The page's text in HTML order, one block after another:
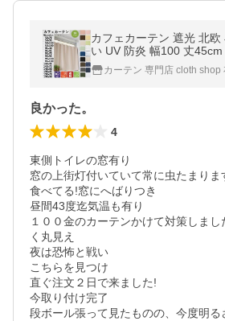
カフェカーテン 遮光 北欧 小窓 おし
い UV 防炎 幅100 丈45cm
カーテン 専門店 cloth shop
良かった。
4
東側トイレの窓有り
窓の上街灯付いていて常に虫たまりま
食べてる!窓にへばりつき
昼間43度迄気温も有り
１００金のカーテンかけて対策しま
く丸見え
夜は恐怖と戦い
こちらを見つけ
直ぐ注文２日で来ました!
今取り付け完了
段ボール張って見たものの、今度明る